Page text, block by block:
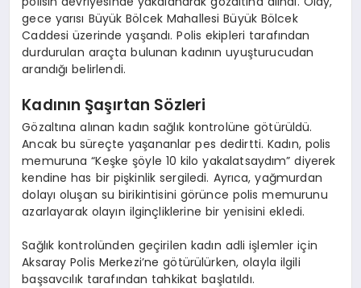
gece yarısı Büyük Bölcek Mahallesi Büyük Bölcek
Caddesi üzerinde yaşandı. Polis ekipleri tarafından
durdurulan araçta bulunan kadının uyuşturucudan
arandığı belirlendi.
Kadının Şaşırtan Sözleri
Gözaltına alınan kadın sağlık kontrolüne götürüldü.
Ancak bu süreçte yaşananlar pes dedirtti. Kadın, polis
memuruna “Keşke şöyle 10 kilo yakalatsaydım” diyerek
kendine has bir pişkinlik sergiledi. Ayrıca, yağmurdan
dolayı oluşan su birikintisini görünce polis memurunu
azarlayarak olayın ilginçliklerine bir yenisini ekledi.
Sağlık kontrolünden geçirilen kadın adli işlemler için
Aksaray Polis Merkezi’ne götürülürken, olayla ilgili
başsavcılık tarafından tahkikat başlatıldı.